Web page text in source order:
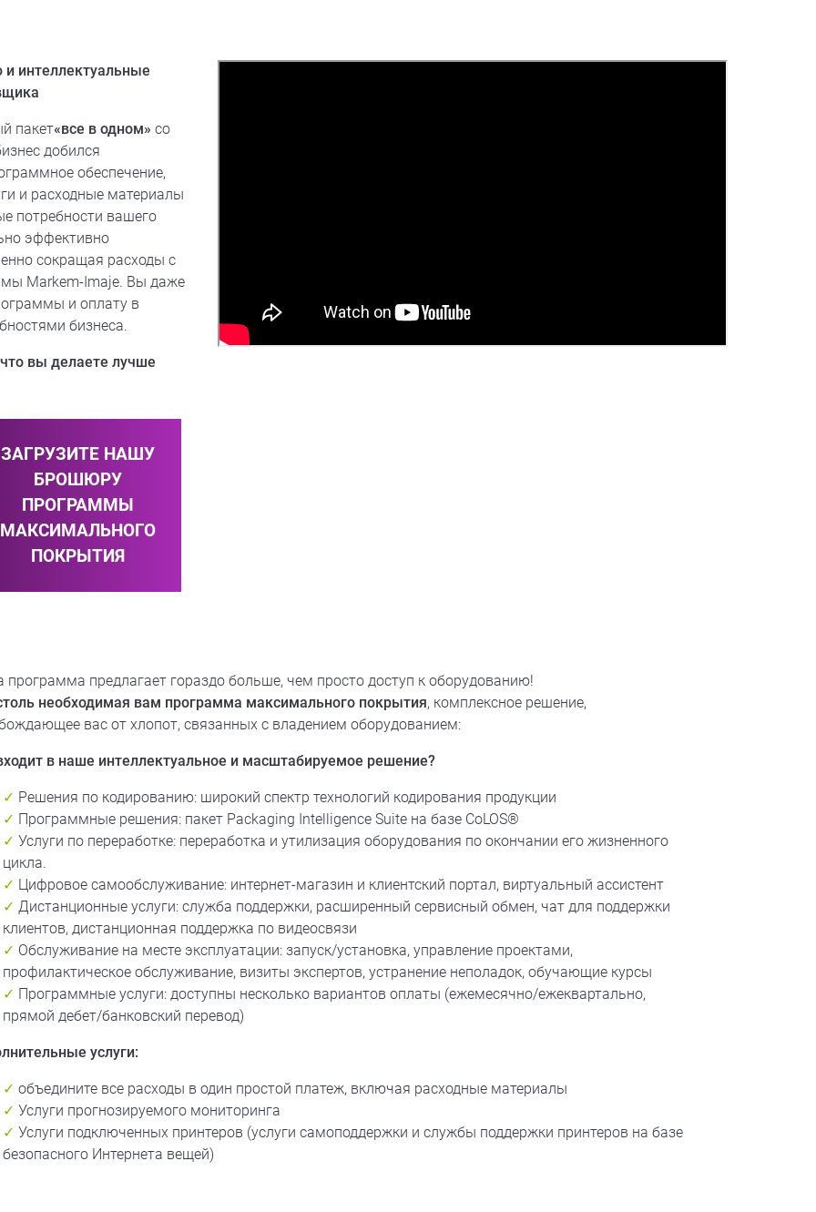
интеллектуальные
пакет«все в одном» со
добился
обеспечение,
и расходные материалы
потребности вашего
эффективно
сокращая расходы с
Markem-Imaje. Вы даже
и оплату в
бизнеса.​​
вы делаете лучше
ЗАГРУЗИТЕ НАШУ
БРОШЮРУ
ПРОГРАММЫ
МАКСИМАЛЬНОГО
ПОКРЫТИЯ
предлагает гораздо больше, чем просто доступ к оборудованию!
необходимая вам программа максимального покрытия, комплексное решение,
вас от хлопот, связанных с владением оборудованием:
в наше интеллектуальное и масштабируемое решение?
✓ Решения по кодированию: широкий спектр технологий кодирования продукции
✓ Программные решения: пакет Packaging Intelligence Suite на базе CoLOS®
✓ Услуги по переработке: переработка и утилизация оборудования по окончании его жизненного
цикла.
✓ Цифровое самообслуживание: интернет-магазин и клиентский портал, виртуальный ассистент
✓ Дистанционные услуги: служба поддержки, расширенный сервисный обмен, чат для поддержки
клиентов, дистанционная поддержка по видеосвязи
✓ Обслуживание на месте эксплуатации: запуск/установка, управление проектами,
профилактическое обслуживание, визиты экспертов, устранение неполадок, обучающие курсы
✓ Программные услуги: доступны несколько вариантов оплаты (ежемесячно/ежеквартально,
прямой дебет/банковский перевод)
услуги:
✓ объедините все расходы в один простой платеж, включая расходные материалы
✓ Услуги прогнозируемого мониторинга
✓ Услуги подключенных принтеров (услуги самоподдержки и службы поддержки принтеров на базе
безопасного Интернета вещей)